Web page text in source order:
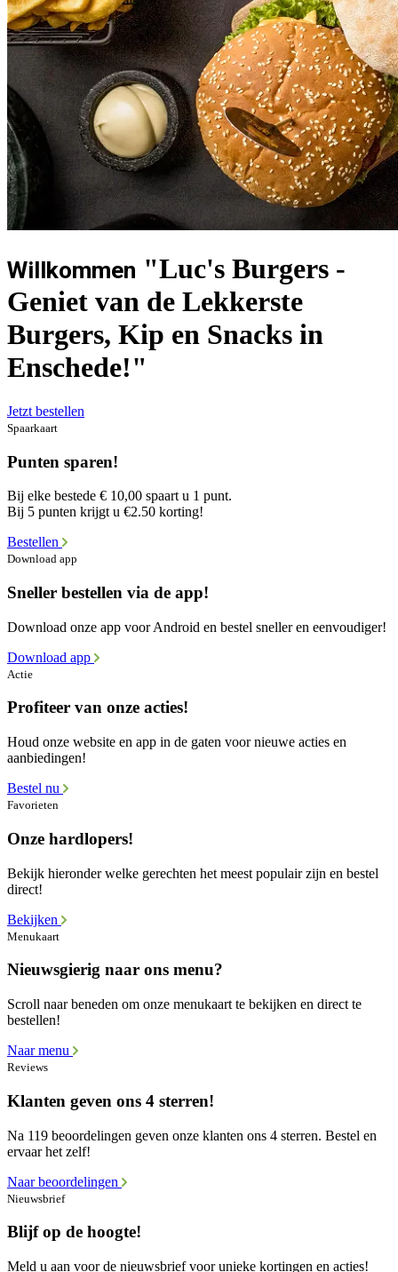
Willkommen "Luc's Burgers -
Geniet van de Lekkerste
Burgers, Kip en Snacks in
Enschede!"
Jetzt bestellen
Spaarkaart
Punten sparen!
Bij elke bestede € 10,00 spaart u 1 punt.
Bij 5 punten krijgt u €2.50 korting!
Bestellen
Download app
Sneller bestellen via de app!
Download onze app voor Android en bestel sneller en eenvoudiger!
Download app
Actie
Profiteer van onze acties!
Houd onze website en app in de gaten voor nieuwe acties en
aanbiedingen!
Bestel nu
Favorieten
Onze hardlopers!
Bekijk hieronder welke gerechten het meest populair zijn en bestel
direct!
Bekijken
Menukaart
Nieuwsgierig naar ons menu?
Scroll naar beneden om onze menukaart te bekijken en direct te
bestellen!
Naar menu
Reviews
Klanten geven ons 4 sterren!
Na 119 beoordelingen geven onze klanten ons 4 sterren. Bestel en
ervaar het zelf!
Naar beoordelingen
Nieuwsbrief
Blijf op de hoogte!
Meld u aan voor de nieuwsbrief voor unieke kortingen en acties!